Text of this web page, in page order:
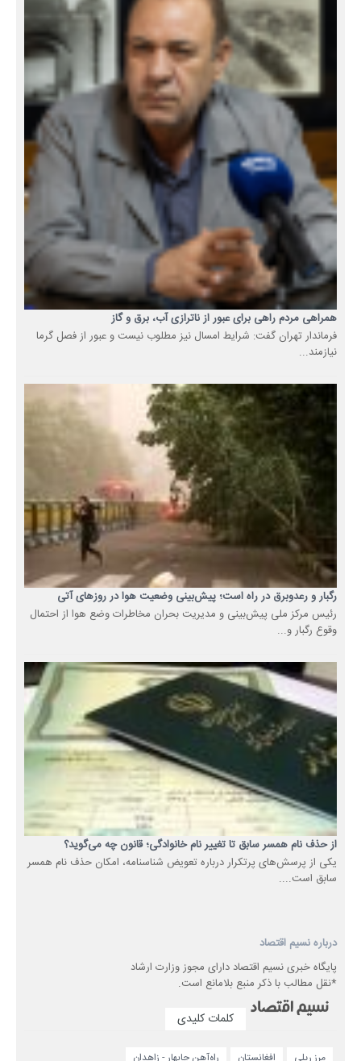
همراهی مردم راهی برای عبور از ناترازی آب، برق و گاز
فرماندار تهران گفت: شرایط امسال نیز مطلوب نیست و عبور از فصل گرما
نیازمند...
رگبار و رعدوبرق در راه است؛ پیش‌بینی وضعیت هوا در روزهای آتی
رئیس مرکز ملی پیش‌بینی و مدیریت بحران مخاطرات وضع هوا از احتمال
وقوع رگبار و...
از حذف نام همسر سابق تا تغییر نام خانوادگی؛ قانون چه می‌گوید؟
یکی از پرسش‌های پرتکرار درباره تعویض شناسنامه، امکان حذف نام همسر
سابق است....
درباره نسیم اقتصاد
پایگاه خبری نسیم اقتصاد دارای مجوز وزارت ارشاد
*نقل مطالب با ذکر منبع بلامانع است.
کلمات کلیدی
مرز ریلی افغانستان راه‌آهن چابهار - زاهدان